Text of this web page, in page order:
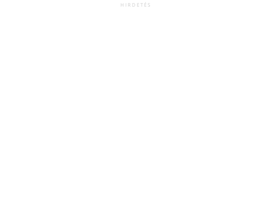
HIRDETÉS